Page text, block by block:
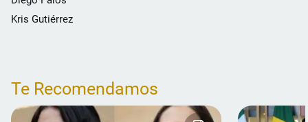
Kris Gutiérrez
Te Recomendamos